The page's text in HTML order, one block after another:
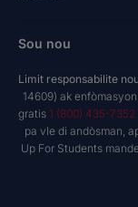
Bousdetid Abilite Inik
New Worlds
Vin Defansè
bay nan espas
donatè yo avize
Deklarasyon dwa
Lekòl Prive
Founisè Sèvis
Pwodwi Resous
Rechèch & Rapò
NextSteps Blog
inspireED Blog
Rezo Alumni
Sou nou
A pwopo de nou
Rapò anyèl
Gouvènans
Limit responsabilite
14609) ak
gratis 1 (800) 435-7352
pa vle di andòsman,
Up For Students